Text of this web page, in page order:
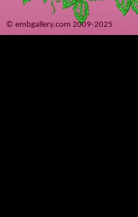
© embgallery.com 2009-2025